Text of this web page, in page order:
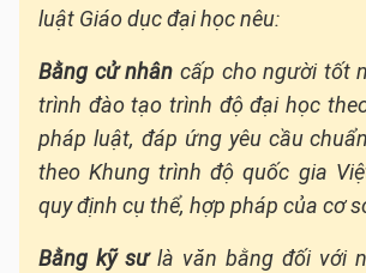
luật Giáo dục đại học nêu:
Bằng cử nhân cấp cho người tốt
trình đào tạo trình độ đại học
pháp luật, đáp ứng yêu cầu
theo Khung trình độ quốc gia
quy định cụ thể, hợp pháp của cơ
Bằng kỹ sưlà văn bằng đối với